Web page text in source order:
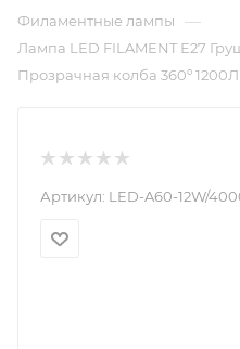
Филаментные лампы —
Лампа LED FILAMENT Е27
Прозрачная колба 360º
Артикул: LED-A60-12W/